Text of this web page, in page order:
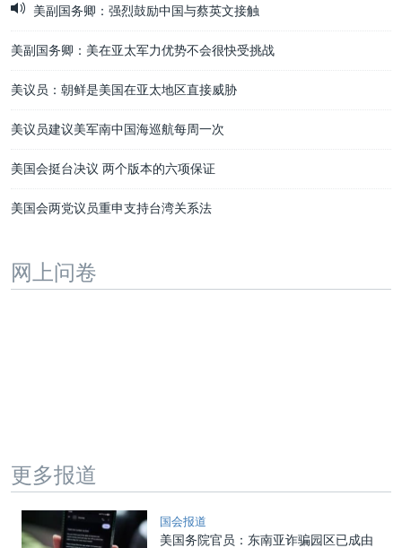
美副国务卿：强烈鼓励中国与蔡英文接触
美副国务卿：美在亚太军力优势不会很快受挑战
美议员：朝鲜是美国在亚太地区直接威胁
美议员建议美军南中国海巡航每周一次
美国会挺台决议 两个版本的六项保证
美国会两党议员重申支持台湾关系法
网上问卷
更多报道
国会报道
美国务院官员：东南亚诈骗园区已成由